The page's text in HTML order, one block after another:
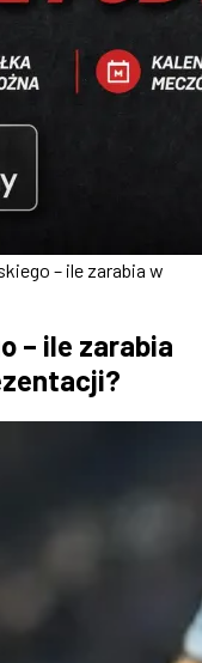
– ile zarabia w
– ile zarabia